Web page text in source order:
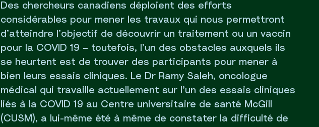
Des chercheurs canadiens déploient des efforts
considérables pour mener les travaux qui nous permettront
d’atteindre l’objectif de découvrir un traitement ou un vaccin
pour la COVID 19 – toutefois, l’un des obstacles auxquels ils
se heurtent est de trouver des participants pour mener à
bien leurs essais cliniques. Le Dr Ramy Saleh, oncologue
médical qui travaille actuellement sur l’un des essais cliniques
liés à la COVID 19 au Centre universitaire de santé McGill
(CUSM), a lui-même été à même de constater la difficulté de